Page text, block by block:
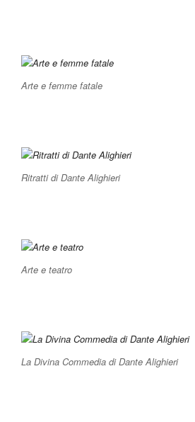
Arte e femme fatale
Ritratti di Dante Alighieri
Arte e teatro
La Divina Commedia di Dante Alighieri